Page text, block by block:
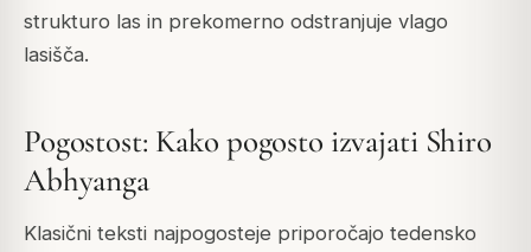
strukturo las in prekomerno odstranjuje vlago
lasišča.
Pogostost: Kako pogosto izvajati Shiro
Abhyanga
Klasični teksti najpogosteje priporočajo tedensko